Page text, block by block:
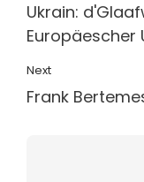
Ukrain:
Europäescher
Next
Frank